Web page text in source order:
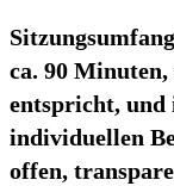
ca. 90 Minuten,
entspricht, und
individuellen
offen,